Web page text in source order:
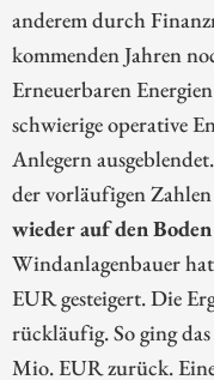
anderem durch
kommenden Jahren
Erneuerbaren
schwierige operative
Anlegern
der vorläufigen
wieder auf den
Windanlagenbauer
EUR gesteigert. Die
rückläufig. So ging
Mio. EUR zurück.